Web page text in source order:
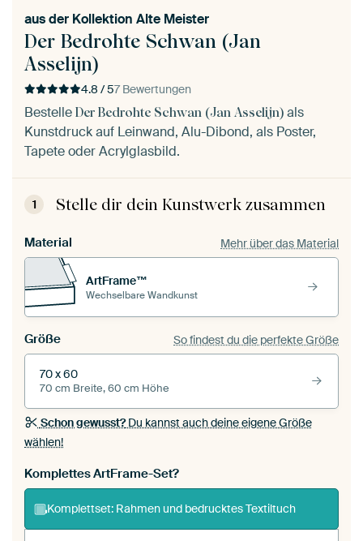
Der Bedrohte Schwan (Jan
Asselijn)
aus der Kollektion Alte Meister
4.8 / 57 Bewertungen
Bestelle Der Bedrohte Schwan (Jan Asselijn) als
Kunstdruck auf Leinwand, Alu-Dibond, als Poster,
Tapete oder Acrylglasbild.
1 Stelle dir dein Kunstwerk zusammen
Material Mehr über das Material
ArtFrame™
Wechselbare Wandkunst
Größe So findest du die perfekte Größe
70 x 60
70 cm Breite, 60 cm Höhe
Schon gewusst?Du kannst auch deine eigene Größe
wählen!
Komplettes ArtFrame-Set?
Komplettset: Rahmen und bedrucktes Textiltuch